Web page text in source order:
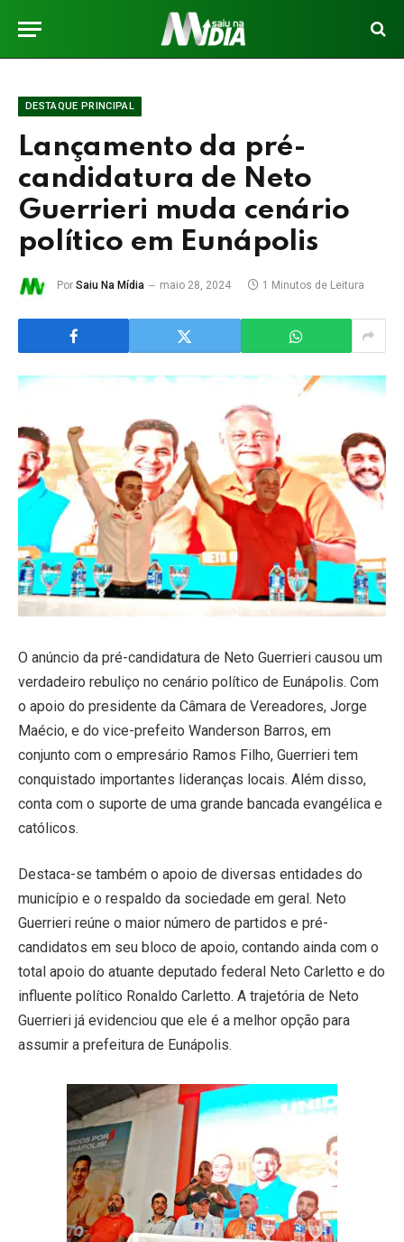
DESTAQUE PRINCIPAL
Lançamento da pré-
candidatura de Neto
Guerrieri muda cenário
político em Eunápolis
Por Saiu Na Mídia maio 28, 2024 1 Minutos de Leitura
O anúncio da pré-candidatura de Neto Guerrieri causou um
verdadeiro rebuliço no cenário político de Eunápolis. Com
o apoio do presidente da Câmara de Vereadores, Jorge
Maécio, e do vice-prefeito Wanderson Barros, em
conjunto com o empresário Ramos Filho, Guerrieri tem
conquistado importantes lideranças locais. Além disso,
conta com o suporte de uma grande bancada evangélica e
católicos.
Destaca-se também o apoio de diversas entidades do
município e o respaldo da sociedade em geral. Neto
Guerrieri reúne o maior número de partidos e pré-
candidatos em seu bloco de apoio, contando ainda com o
total apoio do atuante deputado federal Neto Carletto e do
influente político Ronaldo Carletto. A trajetória de Neto
Guerrieri já evidenciou que ele é a melhor opção para
assumir a prefeitura de Eunápolis.